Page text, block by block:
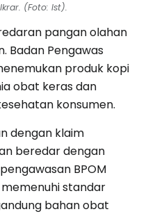
(Foto: Ist).
pangan olahan
Badan Pengawas
produk kopi
obat keras dan
konsumen.
dengan klaim
beredar dengan
BPOM
standar
bahan obat